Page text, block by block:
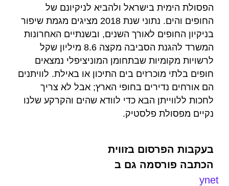
הפסולת הימית בישראל ולהביא לניקיונם של
החופים והים. נתוני שנת 2018 מציגים מגמת שיפור
בניקיון החופים לאורך השנים, ובשנתיים האחרונות
המשרד להגנת הסביבה מקצה 8.6 מיליון שקל
לרשויות מקומיות שבתחומן המוניציפלי נמצאים
חופים בלתי מוכרזים בים התיכון או באילת. לוויתנים
הם אורחים נדירים בחופי הארץ; אבל לא צריך
לחכות ללווייתן הבא כדי לוודא שהים והקרקע שלנו
נקיים מפסולת פלסטיק.
בעקבות הפרסום בזווית
הכתבה פורסמה גם ב
ynet